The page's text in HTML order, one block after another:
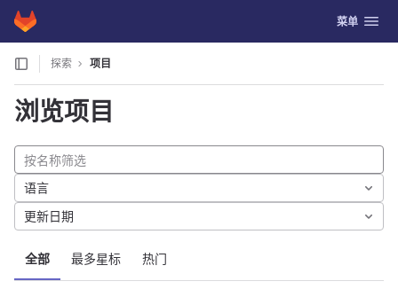
Skip to content
GitLab 切换导航
菜单
探索 项目
浏览项目
全部 最多星标 热门
语言
更新日期